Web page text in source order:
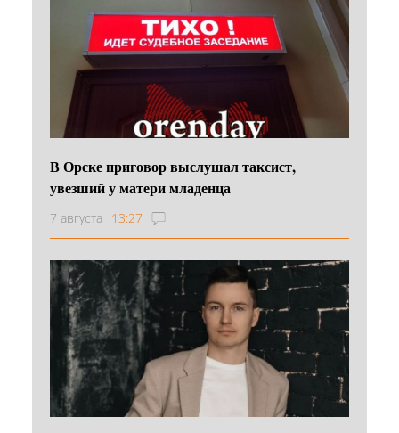
В Орске приговор выслушал таксист,
увезший у матери младенца
7 августа 13:27